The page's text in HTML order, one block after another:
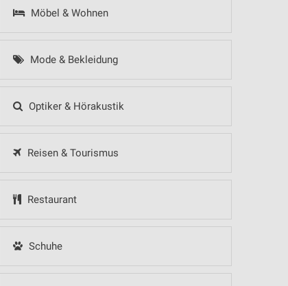
Möbel & Wohnen
Mode & Bekleidung
Optiker & Hörakustik
Reisen & Tourismus
Restaurant
Schuhe